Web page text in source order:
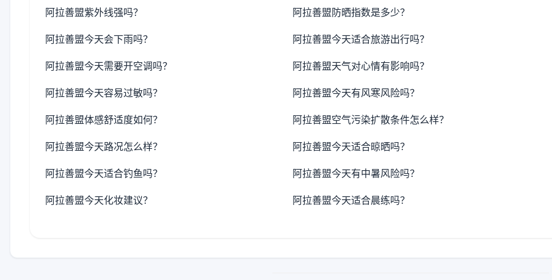
阿拉善盟紫外线强吗？ 阿拉善盟防晒指数是多少？
阿拉善盟今天会下雨吗？ 阿拉善盟今天适合旅游出行吗？
阿拉善盟今天需要开空调吗？ 阿拉善盟天气对心情有影响吗？
阿拉善盟今天容易过敏吗？ 阿拉善盟今天有风寒风险吗？
阿拉善盟体感舒适度如何？ 阿拉善盟空气污染扩散条件怎么样？
阿拉善盟今天路况怎么样？ 阿拉善盟今天适合晾晒吗？
阿拉善盟今天适合钓鱼吗？ 阿拉善盟今天有中暑风险吗？
阿拉善盟今天化妆建议？ 阿拉善盟今天适合晨练吗？